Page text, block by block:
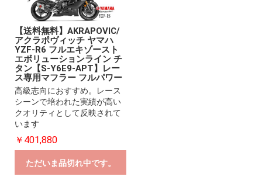
【送料無料】AKRAPOVIC/
アクラポヴィッチ ヤマハ
YZF-R6 フルエキゾースト
エボリューションライン チ
タン【S-Y6E9-APT】レー
ス専用マフラー フルパワー
高級志向におすすめ。レース
シーンで培われた実績が高い
クオリティとして反映されて
います
￥401,880
ただいま品切れ中です。